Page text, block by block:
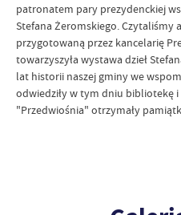
patronatem pary prezydenckiej
Stefana Żeromskiego.
przygotowaną przez kancelarię
towarzyszyła wystawa dzieł
lat historii naszej gminy we
odwiedziły w tym dniu bibliotekę
"Przedwiośnia" otrzymały